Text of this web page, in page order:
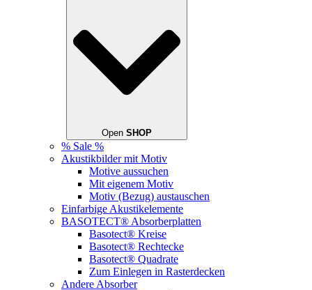
Open SHOP
% Sale %
Akustikbilder mit Motiv
Motive aussuchen
Mit eigenem Motiv
Motiv (Bezug) austauschen
Einfarbige Akustikelemente
BASOTECT® Absorberplatten
Basotect® Kreise
Basotect® Rechtecke
Basotect® Quadrate
Zum Einlegen in Rasterdecken
Andere Absorber